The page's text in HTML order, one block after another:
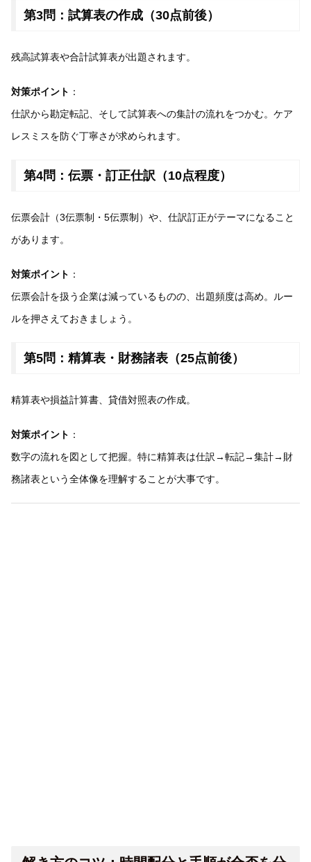
第3問：試算表の作成（30点前後）
残高試算表や合計試算表が出題されます。
対策ポイント ：
仕訳から勘定転記、そして試算表への集計の流れをつかむ。ケア
レスミスを防ぐ丁寧さが求められます。
第4問：伝票・訂正仕訳（10点程度）
伝票会計（3伝票制・5伝票制）や、仕訳訂正がテーマになること
があります。
対策ポイント ：
伝票会計を扱う企業は減っているものの、出題頻度は高め。ルー
ルを押さえておきましょう。
第5問：精算表・財務諸表（25点前後）
精算表や損益計算書、貸借対照表の作成。
対策ポイント ：
数字の流れを図として把握。特に精算表は仕訳→転記→集計→財
務諸表という全体像を理解することが大事です。